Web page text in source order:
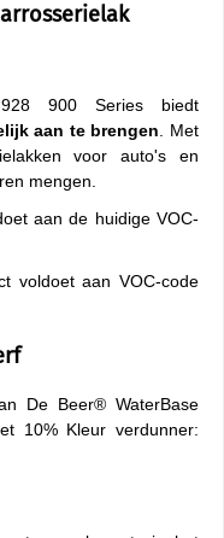
900 Series biedt
aan te brengen . Met
voor auto's en
mengen.
aan de huidige VOC-
voldoet aan VOC-code
De Beer® WaterBase
10% Kleur verdunner: